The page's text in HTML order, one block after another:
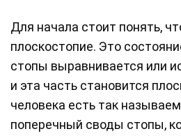
Для начала стоит понять,
плоскостопие. Это
стопы выравнивается или
и эта часть становится
человека есть так
поперечный своды стопы,